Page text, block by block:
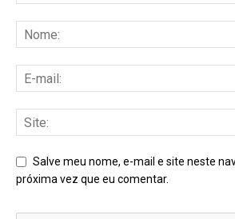
Salve meu nome, e-mail e site neste
próxima vez que eu comentar.